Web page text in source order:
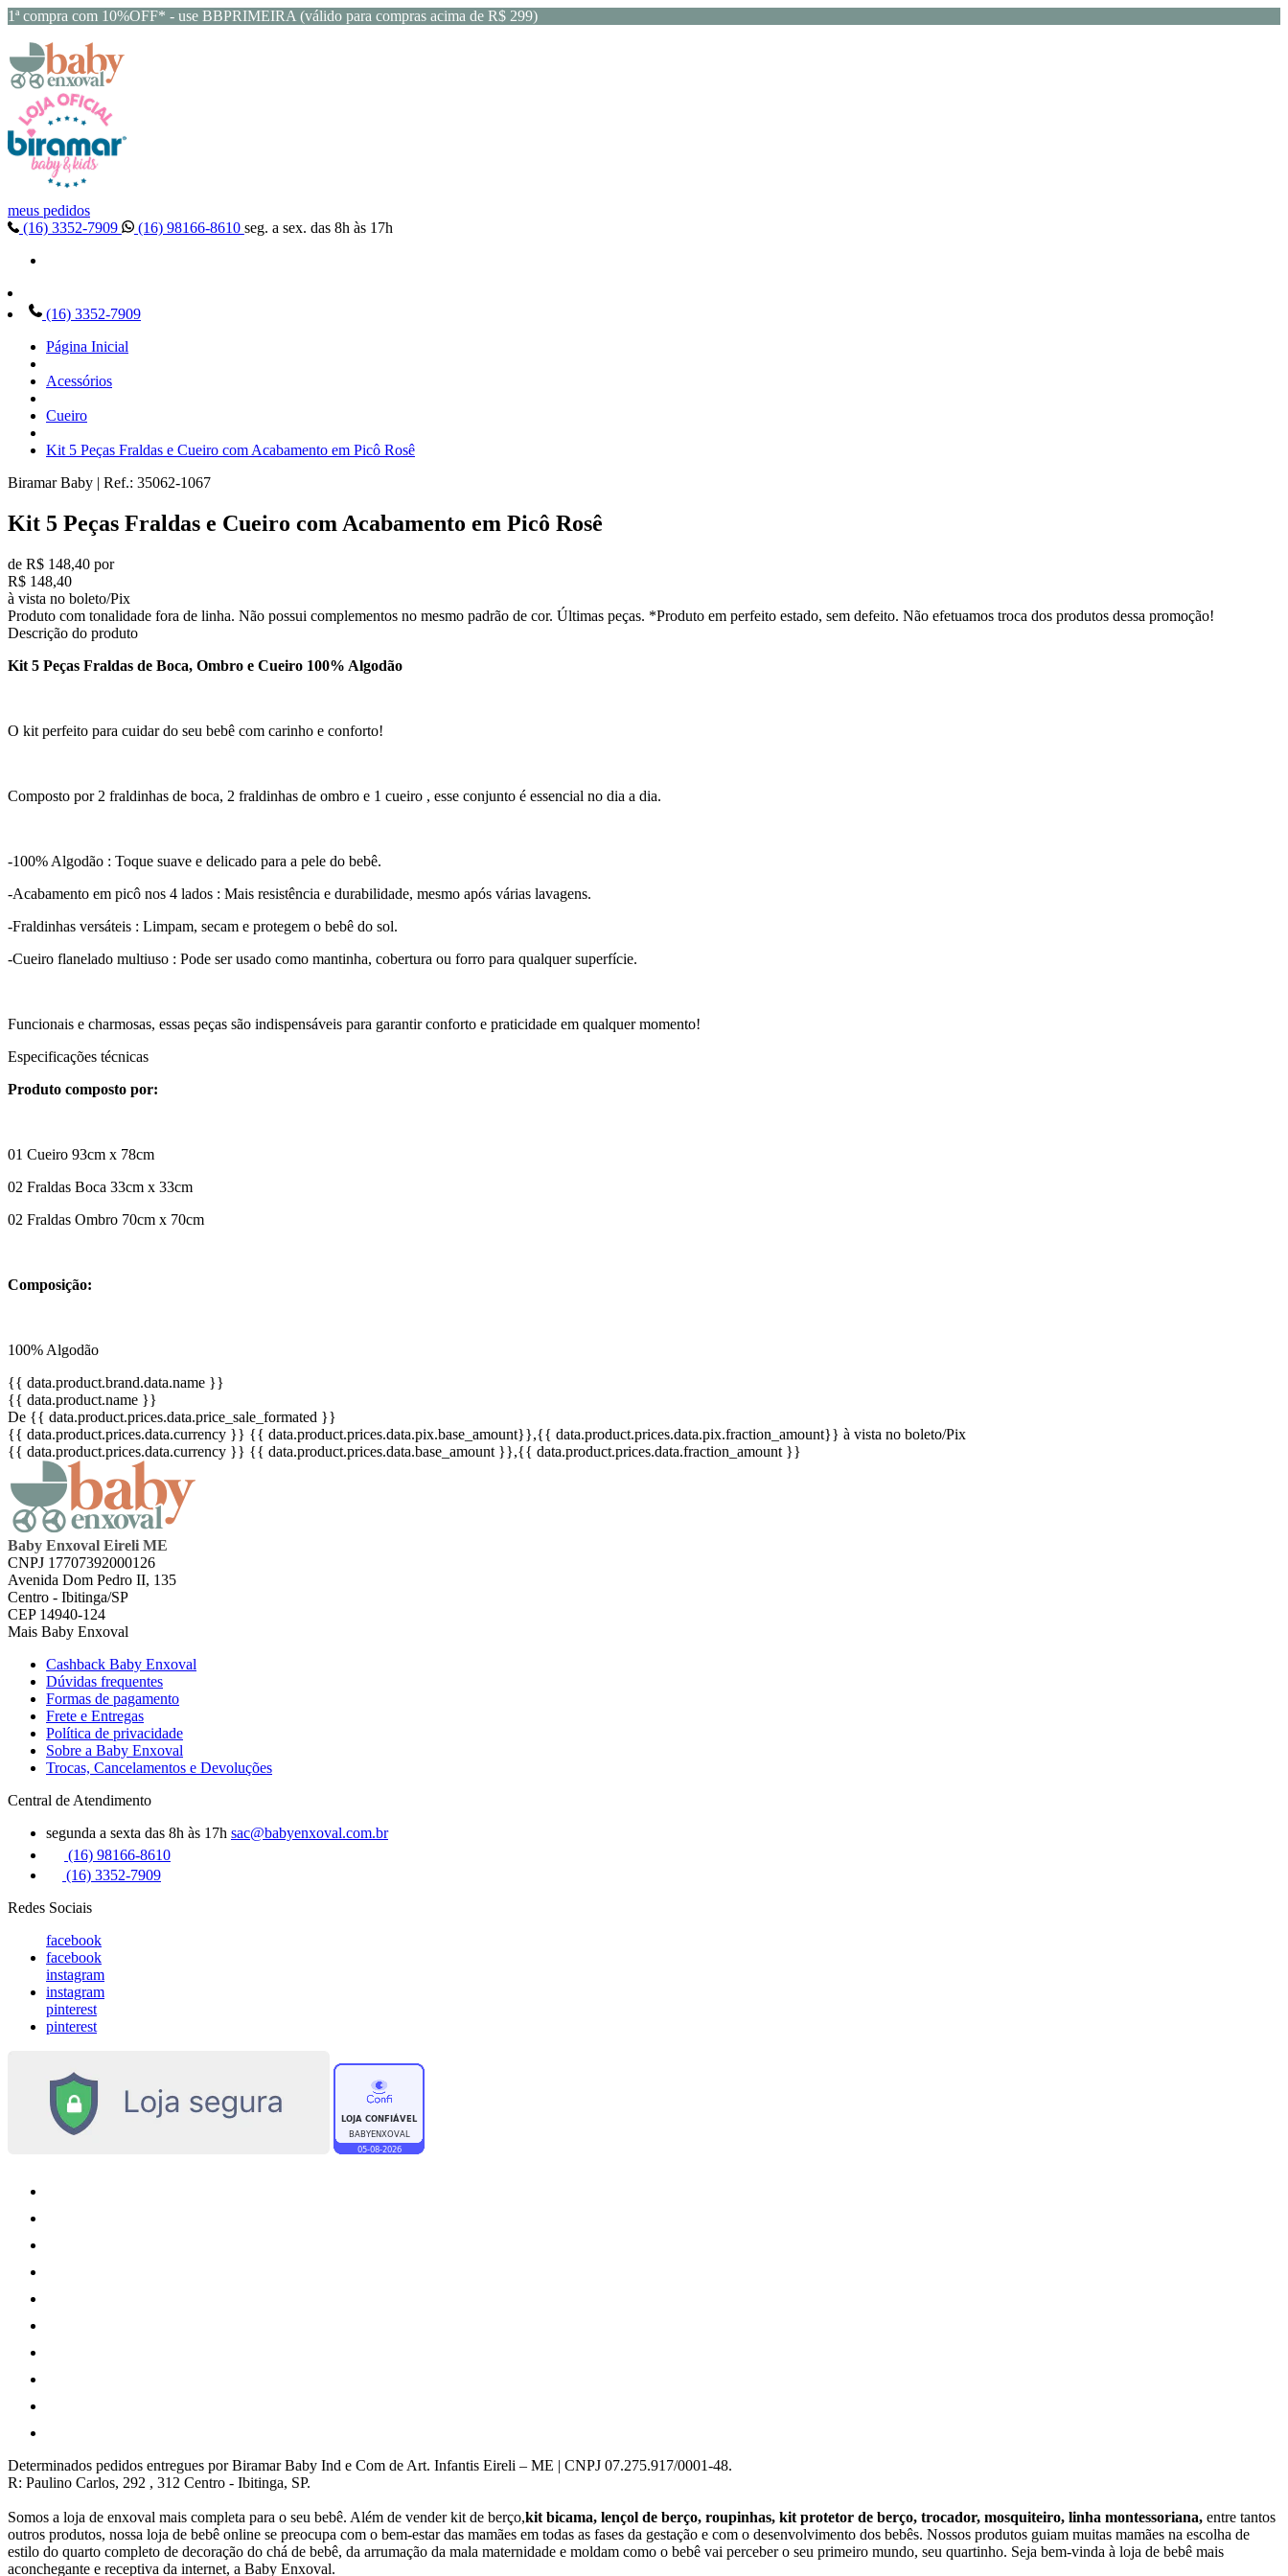
1ª compra com 10%OFF* - use BBPRIMEIRA (válido para compras acima de R$ 299)
meus pedidos
(16) 3352-7909
(16) 98166-8610 seg. a sex. das 8h às 17h
(16) 3352-7909
Página Inicial
Acessórios
Cueiro
Kit 5 Peças Fraldas e Cueiro com Acabamento em Picô Rosê
Biramar Baby | Ref.: 35062-1067
Kit 5 Peças Fraldas e Cueiro com Acabamento em Picô Rosê
de R$ 148,40 por
R$ 148,40
à vista no boleto/Pix
Produto com tonalidade fora de linha. Não possui complementos no mesmo padrão de cor. Últimas peças. *Produto em perfeito estado, sem defeito. Não efetuamos troca dos produtos dessa promoção!
Descrição do produto
Kit 5 Peças Fraldas de Boca, Ombro e Cueiro 100% Algodão
O kit perfeito para cuidar do seu bebê com carinho e conforto!
Composto por 2 fraldinhas de boca, 2 fraldinhas de ombro e 1 cueiro , esse conjunto é essencial no dia a dia.
-100% Algodão : Toque suave e delicado para a pele do bebê.
-Acabamento em picô nos 4 lados : Mais resistência e durabilidade, mesmo após várias lavagens.
-Fraldinhas versáteis : Limpam, secam e protegem o bebê do sol.
-Cueiro flanelado multiuso : Pode ser usado como mantinha, cobertura ou forro para qualquer superfície.
Funcionais e charmosas, essas peças são indispensáveis para garantir conforto e praticidade em qualquer momento!
Especificações técnicas
Produto composto por:
01 Cueiro 93cm x 78cm
02 Fraldas Boca 33cm x 33cm
02 Fraldas Ombro 70cm x 70cm
Composição:
100% Algodão
{{ data.product.brand.data.name }}
{{ data.product.name }}
De {{ data.product.prices.data.price_sale_formated }}
{{ data.product.prices.data.currency }} {{ data.product.prices.data.pix.base_amount}},{{ data.product.prices.data.pix.fraction_amount}} à vista no boleto/Pix
{{ data.product.prices.data.currency }} {{ data.product.prices.data.base_amount }},{{ data.product.prices.data.fraction_amount }}
Baby Enxoval Eireli ME
CNPJ 17707392000126
Avenida Dom Pedro II, 135
Centro - Ibitinga/SP
CEP 14940-124
Mais Baby Enxoval
Cashback Baby Enxoval
Dúvidas frequentes
Formas de pagamento
Frete e Entregas
Política de privacidade
Sobre a Baby Enxoval
Trocas, Cancelamentos e Devoluções
Central de Atendimento
segunda a sexta das 8h às 17h sac@babyenxoval.com.br
(16) 98166-8610
(16) 3352-7909
Redes Sociais
facebook
facebook
instagram
instagram
pinterest
pinterest
Determinados pedidos entregues por Biramar Baby Ind e Com de Art. Infantis Eireli – ME | CNPJ 07.275.917/0001-48.
R: Paulino Carlos, 292 , 312 Centro - Ibitinga, SP.
Somos a loja de enxoval mais completa para o seu bebê. Além de vender kit de berço,kit bicama, lençol de berço, roupinhas, kit protetor de berço, trocador, mosquiteiro, linha montessoriana, entre tantos
outros produtos, nossa loja de bebê online se preocupa com o bem-estar das mamães em todas as fases da gestação e com o desenvolvimento dos bebês. Nossos produtos guiam muitas mamães na escolha de
estilo do quarto completo de decoração do chá de bebê, da arrumação da mala maternidade e moldam como o bebê vai perceber o seu primeiro mundo, seu quartinho. Seja bem-vinda à loja de bebê mais
aconchegante e receptiva da internet, a Baby Enxoval.